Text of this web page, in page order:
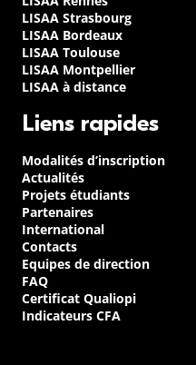
LISAA Strasbourg
LISAA Bordeaux
LISAA Toulouse
LISAA Montpellier
LISAA à distance
Liens rapides
Modalités d’inscription
Actualités
Projets étudiants
Partenaires
International
Contacts
Equipes de direction
FAQ
Certificat Qualiopi
Indicateurs CFA